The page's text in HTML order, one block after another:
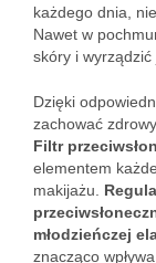
każdego dnia,
Nawet w
skóry i wyrządzić
Dzięki
zachować
Filtr
elementem
makijażu.
młodzieńczej
znacząco